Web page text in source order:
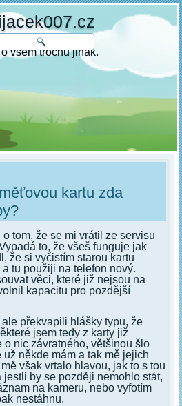
všem trochu jinak.
kartu zda
tom, že se mi vrátil ze servisu
to, že všeš funguje jak
že si vyčistím starou kartu
tu použiji na telefon nový.
věci, které již nejsou na
kapacitu pro pozdější
překvapili hlášky typu, že
jsem tedy z karty již
o nic závratného, většinou šlo
někde mám a tak mě jejich
však vrtalo hlavou, jak to s tou
jestli by se později nemohlo stát,
na kameru, nebo vyfotím
nestáhnu.